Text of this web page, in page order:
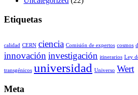
Etiquetas
calidad CERN ciencia Comisión de expertos cosmos
innovación investigación itinerarios Ley
transgénicos universidad Universo Wert
Meta